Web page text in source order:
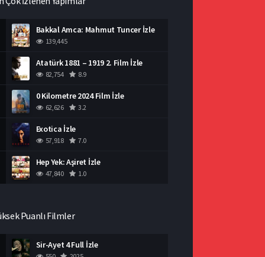
Bakkal Amca: Mahmut Tuncer İzle
139,445
Atatürk 1881 – 1919 2. Film İzle
82,754 8.9
0 Kilometre 2024 Film İzle
62,626 3.2
Exotica İzle
57,918 7.0
Hep Yek: Aşiret İzle
47,840 1.0
Puanlı Filmler
Sir-Ayet 4 Full İzle